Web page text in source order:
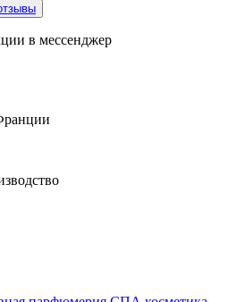
в мессенджер